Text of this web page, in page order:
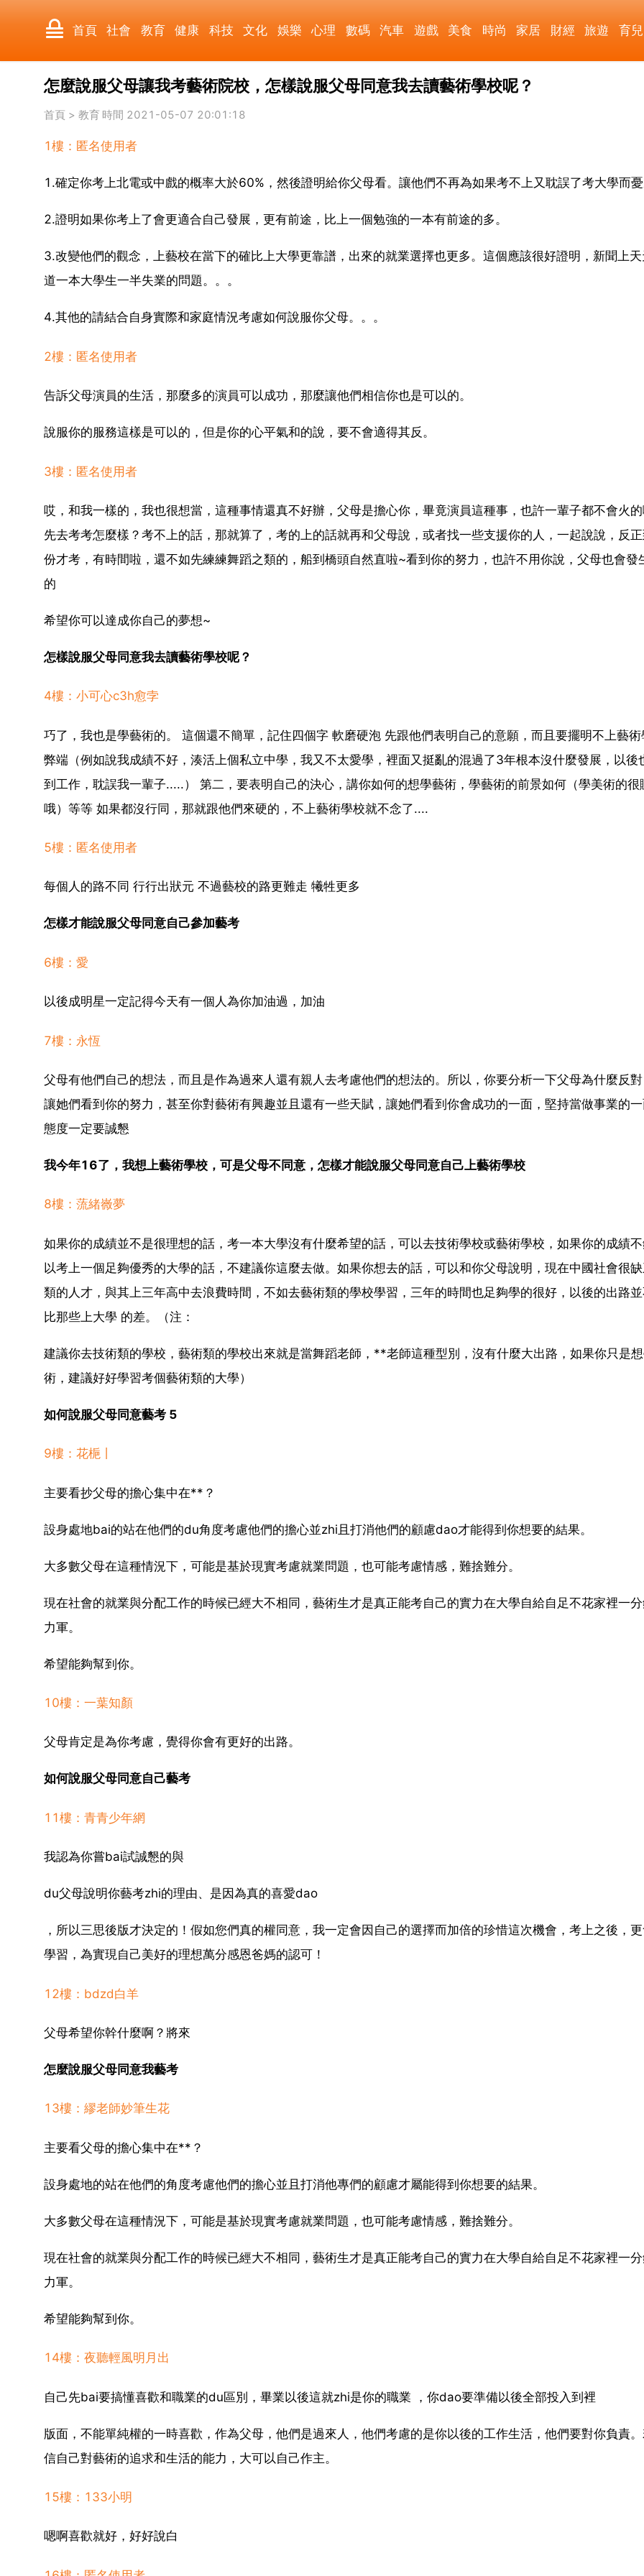
首頁 社會 教育 健康 科技 文化 娛樂 心理 數碼 汽車 遊戲 美食 時尚 家居 財經 旅遊 育兒
國際 軍事 電影 其它
怎麼說服父母讓我考藝術院校，怎樣說服父母同意我去讀藝術學校呢？
首頁 > 教育 時間 2021-05-07 20:01:18
1樓：匿名使用者
1.確定你考上北電或中戲的概率大於60%，然後證明給你父母看。讓他們不再為如果考不上又耽誤了考大學而
2.證明如果你考上了會更適合自己發展，更有前途，比上一個勉強的一本有前途的多。
3.改變他們的觀念，上藝校在當下的確比上大學更靠譜，出來的就業選擇也更多。這個應該很好證明，新聞上
道一本大學生一半失業的問題。。。
4.其他的請結合自身實際和家庭情況考慮如何說服你父母。。。
2樓：匿名使用者
告訴父母演員的生活，那麼多的演員可以成功，那麼讓他們相信你也是可以的。
說服你的服務這樣是可以的，但是你的心平氣和的說，要不會適得其反。
3樓：匿名使用者
哎，和我一樣的，我也很想當，這種事情還真不好辦，父母是擔心你，畢竟演員這種事，也許一輩子都不會火
先去考考怎麼樣？考不上的話，那就算了，考的上的話就再和父母說，或者找一些支援你的人，一起說說，反
份才考，有時間啦，還不如先練練舞蹈之類的，船到橋頭自然直啦~看到你的努力，也許不用你說，父母也會發
的
希望你可以達成你自己的夢想~
怎樣說服父母同意我去讀藝術學校呢？
4樓：小可心c3h愈孛
巧了，我也是學藝術的。 這個還不簡單，記住四個字 軟磨硬泡 先跟他們表明自己的意願，而且要擺明不上藝術
弊端（例如說我成績不好，湊活上個私立中學，我又不太愛學，裡面又挺亂的混過了3年根本沒什麼發展，以後
到工作，耽誤我一輩子.....） 第二，要表明自己的決心，講你如何的想學藝術，學藝術的前景如何（學美術的很
哦）等等 如果都沒行同，那就跟他們來硬的，不上藝術學校就不念了....
5樓：匿名使用者
每個人的路不同 行行出狀元 不過藝校的路更難走 犧牲更多
怎樣才能說服父母同意自己參加藝考
6樓：愛
以後成明星一定記得今天有一個人為你加油過，加油
7樓：永恆
父母有他們自己的想法，而且是作為過來人還有親人去考慮他們的想法的。所以，你要分析一下父母為什麼反
讓她們看到你的努力，甚至你對藝術有興趣並且還有一些天賦，讓她們看到你會成功的一面，堅持當做事業的
態度一定要誠懇
我今年16了，我想上藝術學校，可是父母不同意，怎樣才能說服父母同意自己上藝術學校
8樓：蓅緒嶶夢
如果你的成績並不是很理想的話，考一本大學沒有什麼希望的話，可以去技術學校或藝術學校，如果你的成績
以考上一個足夠優秀的大學的話，不建議你這麼去做。如果你想去的話，可以和你父母說明，現在中國社會很
類的人才，與其上三年高中去浪費時間，不如去藝術類的學校學習，三年的時間也足夠學的很好，以後的出路
比那些上大學 的差。（注：
建議你去技術類的學校，藝術類的學校出來就是當舞蹈老師，**老師這種型別，沒有什麼大出路，如果你只是
術，建議好好學習考個藝術類的大學）
如何說服父母同意藝考 5
9樓：花梔丨
主要看抄父母的擔心集中在**？
設身處地bai的站在他們的du角度考慮他們的擔心並zhi且打消他們的顧慮dao才能得到你想要的結果。
大多數父母在這種情況下，可能是基於現實考慮就業問題，也可能考慮情感，難捨難分。
現在社會的就業與分配工作的時候已經大不相同，藝術生才是真正能考自己的實力在大學自給自足不花家裡一
力軍。
希望能夠幫到你。
10樓：一葉知顏
父母肯定是為你考慮，覺得你會有更好的出路。
如何說服父母同意自己藝考
11樓：青青少年網
我認為你嘗bai試誠懇的與
du父母說明你藝考zhi的理由、是因為真的喜愛dao
，所以三思後版才決定的！假如您們真的權同意，我一定會因自己的選擇而加倍的珍惜這次機會，考上之後，
學習，為實現自己美好的理想萬分感恩爸媽的認可！
12樓：bdzd白羊
父母希望你幹什麼啊？將來
怎麼說服父母同意我藝考
13樓：繆老師妙筆生花
主要看父母的擔心集中在**？
設身處地的站在他們的角度考慮他們的擔心並且打消他專們的顧慮才屬能得到你想要的結果。
大多數父母在這種情況下，可能是基於現實考慮就業問題，也可能考慮情感，難捨難分。
現在社會的就業與分配工作的時候已經大不相同，藝術生才是真正能考自己的實力在大學自給自足不花家裡一
力軍。
希望能夠幫到你。
14樓：夜聽輕風明月出
自己先bai要搞懂喜歡和職業的du區別，畢業以後這就zhi是你的職業 ，你dao要準備以後全部投入到裡
版面，不能單純權的一時喜歡，作為父母，他們是過來人，他們考慮的是你以後的工作生活，他們要對你負責
信自己對藝術的追求和生活的能力，大可以自己作主。
15樓：133小明
嗯啊喜歡就好，好好說白